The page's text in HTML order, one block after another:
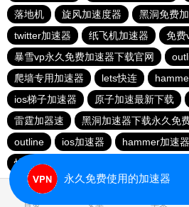
落地机
旋风加速度器 黑洞免费
twitter加速器
纸飞机加速器 免费
暴雪vp永久免费加速器下载官网
爬墙专用加速器
lets快连
ios梯子加速器
原子加速最新下载
雷霆加器速
黑洞加速器下载永久免
outline
ios加速器 hammer加速器
快鸭加速器官网
首页 安卓 苹果
永久免费使用的加速器